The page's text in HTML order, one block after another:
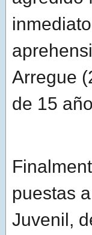
Arregue
de 15
puestas
Juvenil,